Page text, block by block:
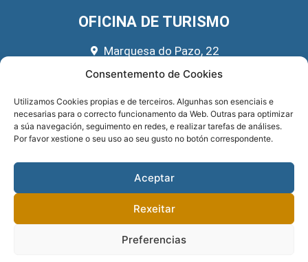
Consentemento de Cookies
Utilizamos Cookies propias e de terceiros. Algunhas son esenciais e
necesarias para o correcto funcionamento da Web. Outras para optimizar
a súa navegación, seguimento en redes, e realizar tarefas de análises.
Por favor xestione o seu uso ao seu gusto no botón correspondente.
Aceptar
Rexeitar
Preferencias
OFICINA DE TURISMO
Marquesa do Pazo, 22
666 39 45 65
REDES SOCIAIS